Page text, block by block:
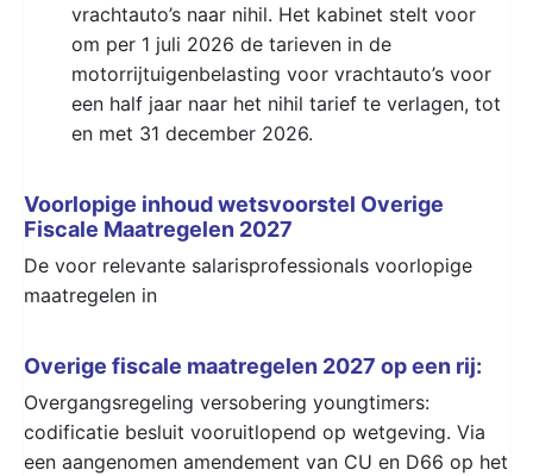
vrachtauto’s naar nihil. Het kabinet stelt voor
om per 1 juli 2026 de tarieven in de
motorrijtuigenbelasting voor vrachtauto’s voor
een half jaar naar het nihil tarief te verlagen, tot
en met 31 december 2026.
Voorlopige inhoud wetsvoorstel Overige
Fiscale Maatregelen 2027
De voor relevante salarisprofessionals voorlopige
maatregelen in
Overige fiscale maatregelen 2027 op een rij:
Overgangsregeling versobering youngtimers:
codificatie besluit vooruitlopend op wetgeving. Via
een aangenomen amendement van CU en D66 op het